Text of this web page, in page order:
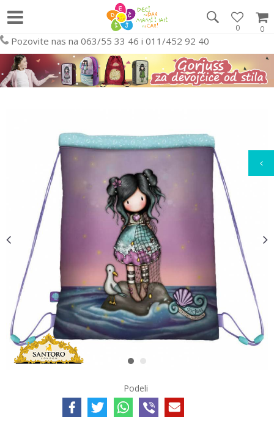
0
0
Pozovite nas na 063/55 33 46 i 011/452 92 40
1 2
Podeli